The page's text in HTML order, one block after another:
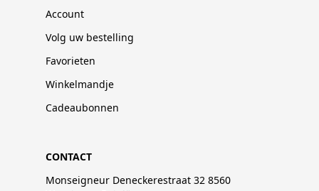
Account
Volg uw bestelling
Favorieten
Winkelmandje
Cadeaubonnen
CONTACT
Monseigneur Deneckerestraat 32 8560